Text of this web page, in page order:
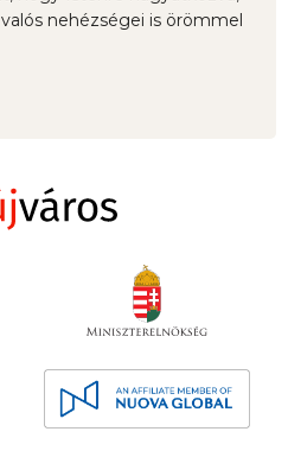
nehézségei is örömmel